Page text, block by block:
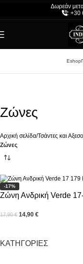
Δωρεάν
+30
Δωρεάν
: +30
Eshop
Ζώνες
ΚΑΤΗΓΟΡΊΕΣ
Αρχική σελίδα/Τσάντες και
Ζώνες
-17%
Ζώνη Ανδρική Verde
17,90€ 14,90 €